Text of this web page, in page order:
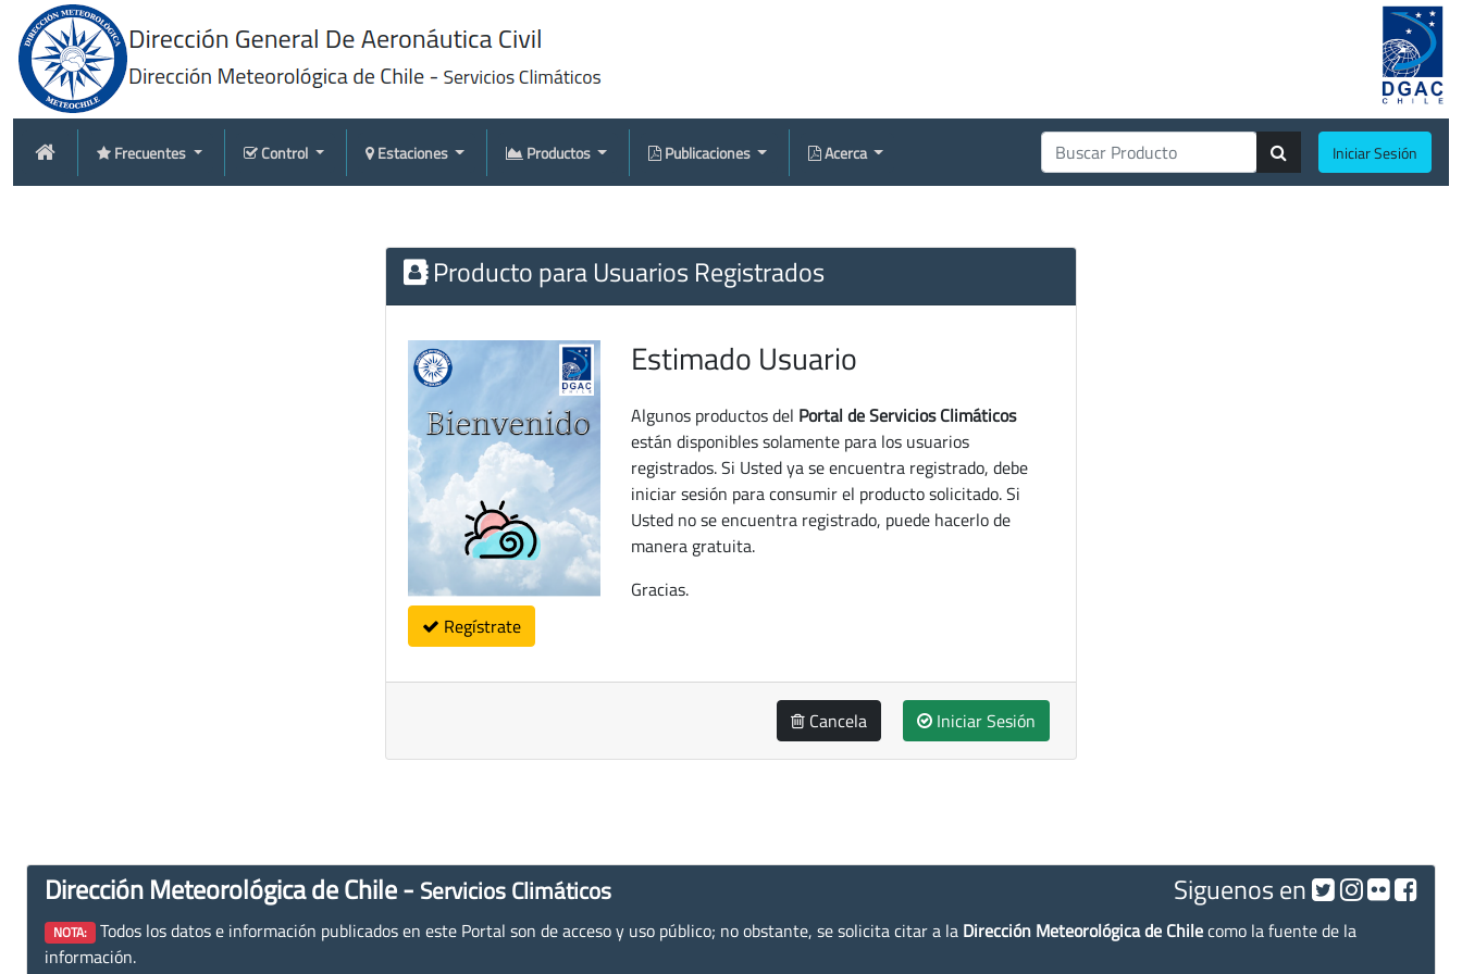
Frecuentes Control Estaciones Productos Publicaciones Acerca Iniciar Sesión
Producto para Usuarios Registrados
Regístrate
Estimado Usuario
Algunos productos del Portal de Servicios Climáticos
están disponibles solamente para los usuarios
registrados. Si Usted ya se encuentra registrado, debe
iniciar sesión para consumir el producto solicitado. Si
Usted no se encuentra registrado, puede hacerlo de
manera gratuita.
Gracias.
Cancela Iniciar Sesión
Dirección Meteorológica de Chile - Servicios Climáticos Siguenos en
NOTA: Todos los datos e información publicados en este Portal son de acceso y uso público; no obstante, se solicita citar a la Dirección Meteorológica de Chilecomo la fuente de la
información.